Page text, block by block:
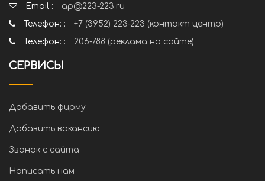
Email :
ap@223-223.ru
Телефон: :
+7 (3952) 223-223 (контакт центр)
Телефон: :
206-788 (реклама на сайте)
СЕРВИСЫ
Добавить фирму
Добавить вакансию
Звонок с сайта
Написать нам